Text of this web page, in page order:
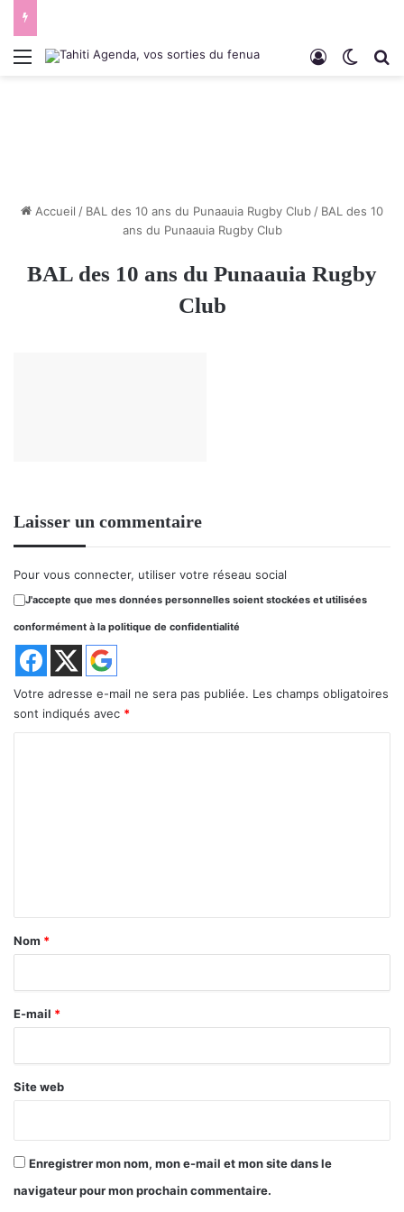
Menu Connexion
Accueil / BAL des 10 ans du Punaauia Rugby Club / BAL des 10
ans du Punaauia Rugby Club
BAL des 10 ans du Punaauia Rugby
Club
Laisser un commentaire
Pour vous connecter, utiliser votre réseau social
J'accepte que mes données personnelles soient stockées et utilisées
conformément à la politique de confidentialité
Votre adresse e-mail ne sera pas publiée. Les champs obligatoires
sont indiqués avec *
a
r
e
Nom *
E-mail *
Site web
Enregistrer mon nom, mon e-mail et mon site dans le
navigateur pour mon prochain commentaire.